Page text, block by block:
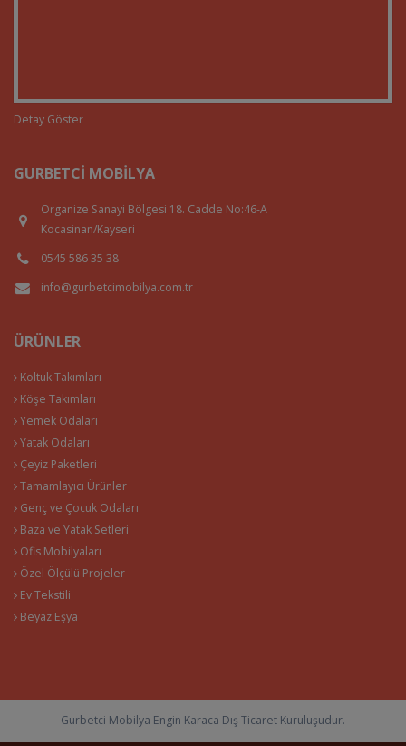
Detay Göster
GURBETCI MOBILYA
Organize Sanayi Bölgesi 18. Cadde No:46-A
Kocasinan/Kayseri
0545 586 35 38
info@gurbetcimobilya.com.tr
ÜRÜNLER
Koltuk Takımları
Köşe Takımları
Yemek Odaları
Yatak Odaları
Çeyiz Paketleri
Tamamlayıcı Ürünler
Genç ve Çocuk Odaları
Baza ve Yatak Setleri
Ofis Mobilyaları
Özel Ölçülü Projeler
Ev Tekstili
Beyaz Eşya
Gurbetci Mobilya Engin Karaca Dış Ticaret Kuruluşudur.